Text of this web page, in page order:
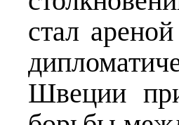
стал
Швеции